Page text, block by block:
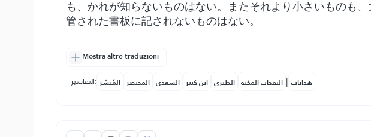
も、かれが知らないものはない。またそれより小さいものも
管された書板に記されないものはない。
Mostra altre traduzioni
التفاسير: المُيسَّر المختصر السعدي ابن كثير الطبري النفحات المكية | هدايات